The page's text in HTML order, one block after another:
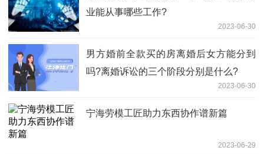
业能从事哪些工作?
2023-06-30
男方婚前全款买的房离婚后女方能分到
吗?离婚诉讼的三个阶段分别是什么?
2023-06-30
宁海劳模工匠助力东西协作谱新篇
2023-06-29